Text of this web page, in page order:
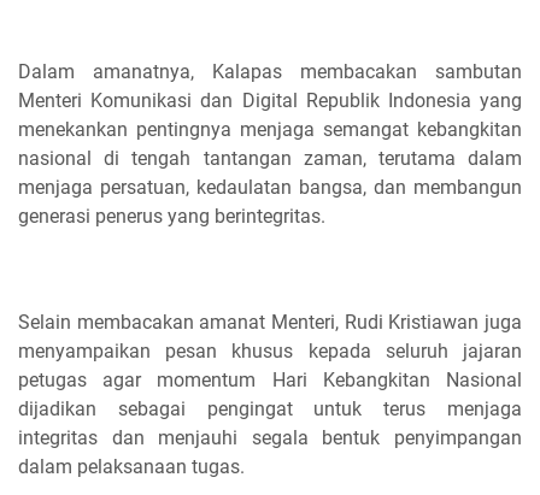
Dalam amanatnya, Kalapas membacakan sambutan
Menteri Komunikasi dan Digital Republik Indonesia yang
menekankan pentingnya menjaga semangat kebangkitan
nasional di tengah tantangan zaman, terutama dalam
menjaga persatuan, kedaulatan bangsa, dan membangun
generasi penerus yang berintegritas.
Selain membacakan amanat Menteri, Rudi Kristiawan juga
menyampaikan pesan khusus kepada seluruh jajaran
petugas agar momentum Hari Kebangkitan Nasional
dijadikan sebagai pengingat untuk terus menjaga
integritas dan menjauhi segala bentuk penyimpangan
dalam pelaksanaan tugas.